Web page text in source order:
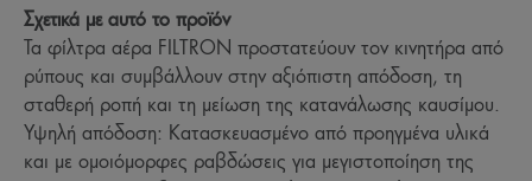
Σχετικά με αυτό το προϊόν
Τα φίλτρα αέρα FILTRON προστατεύουν τον κινητήρα από
ρύπους και συμβάλλουν στην αξιόπιστη απόδοση, τη
σταθερή ροπή και τη μείωση της κατανάλωσης καυσίμου.
Υψηλή απόδοση: Κατασκευασμένο από προηγμένα υλικά
και με ομοιόμορφες ραβδώσεις για μεγιστοποίηση της